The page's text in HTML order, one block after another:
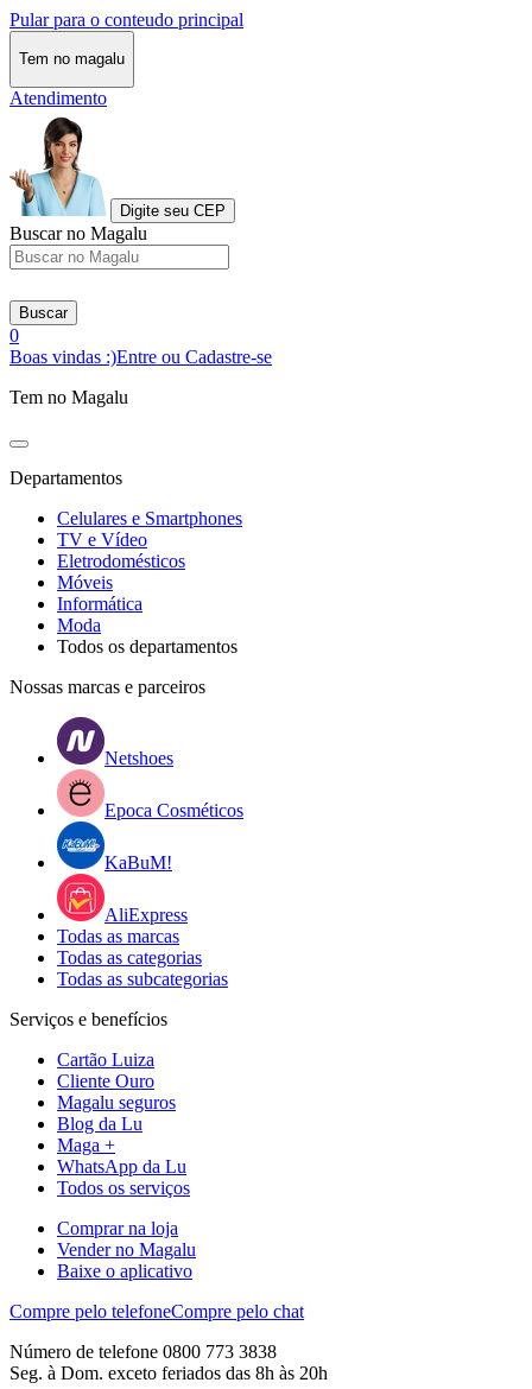
Pular para o conteudo principal
Tem no magalu
Atendimento
Digite seu CEP
Buscar no Magalu
Buscar
0
Boas vindas :)Entre ou Cadastre-se
Tem no Magalu
Departamentos
Celulares e Smartphones
TV e Vídeo
Eletrodomésticos
Móveis
Informática
Moda
Todos os departamentos
Nossas marcas e parceiros
Netshoes
Epoca Cosméticos
KaBuM!
AliExpress
Todas as marcas
Todas as categorias
Todas as subcategorias
Serviços e benefícios
Cartão Luiza
Cliente Ouro
Magalu seguros
Blog da Lu
Maga +
WhatsApp da Lu
Todos os serviços
Comprar na loja
Vender no Magalu
Baixe o aplicativo
Compre pelo telefoneCompre pelo chat
Número de telefone 0800 773 3838
Seg. à Dom. exceto feriados das 8h às 20h